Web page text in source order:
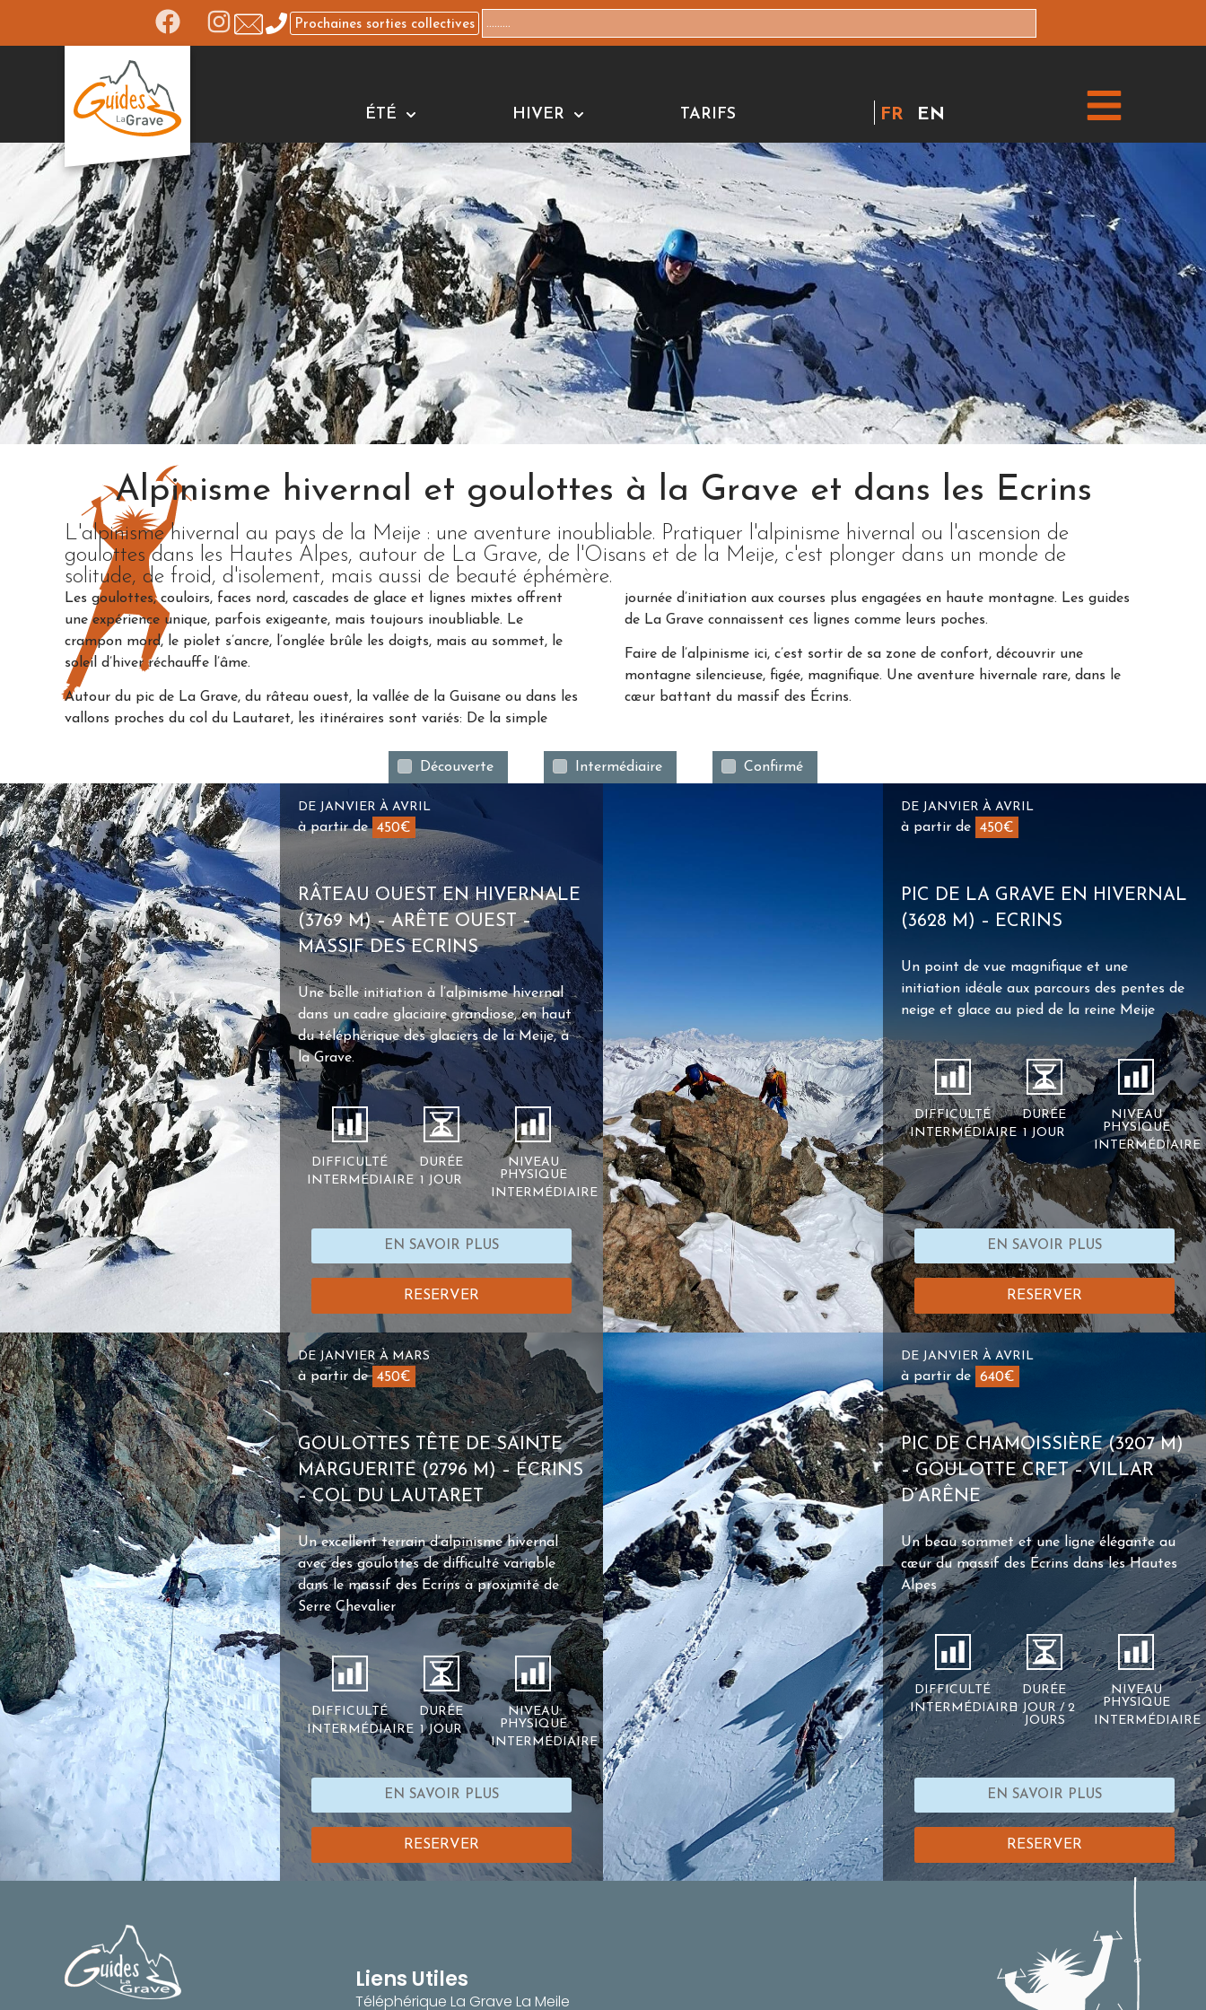
Prochaines sorties collectives
ÉTÉ HIVER TARIFS FR EN
Alpinisme hivernal et goulottes à la Grave et dans les Ecrins
L'alpinisme hivernal au pays de la Meije : une aventure inoubliable. Pratiquer l'alpinisme hivernal ou l'ascension de
goulottes dans les Hautes Alpes, autour de La Grave, de l'Oisans et de la Meije, c'est plonger dans un monde de
solitude, de froid, d'isolement, mais aussi de beauté éphémère.
Les goulottes, couloirs, faces nord, cascades de glace et lignes mixtes offrent
une expérience unique, parfois exigeante, mais toujours inoubliable. Le
crampon mord, le piolet s’ancre, l’onglée brûle les doigts, mais au sommet, le
soleil d’hiver réchauffe l’âme.
Autour du pic de La Grave, du râteau ouest, la vallée de la Guisane ou dans les
vallons proches du col du Lautaret, les itinéraires sont variés: De la simple
journée d’initiation aux courses plus engagées en haute montagne. Les guides
de La Grave connaissent ces lignes comme leurs poches.
Faire de l’alpinisme ici, c’est sortir de sa zone de confort, découvrir une
montagne silencieuse, figée, magnifique. Une aventure hivernale rare, dans le
cœur battant du massif des Écrins.
Découverte Intermédiaire Confirmé
DE JANVIER À AVRIL
à partir de 450€
RÂTEAU OUEST EN HIVERNALE
(3769 M) – ARÊTE OUEST –
MASSIF DES ECRINS
Une belle initiation à l’alpinisme hivernal
dans un cadre glaciaire grandiose, en haut
du téléphérique des glaciers de la Meije, à
la Grave.
DIFFICULTÉ
INTERMÉDIAIRE
DURÉE
1 JOUR
NIVEAU
PHYSIQUE
INTERMÉDIAIRE
EN SAVOIR PLUS
RESERVER
DE JANVIER À AVRIL
à partir de 450€
PIC DE LA GRAVE EN HIVERNAL
(3628 M) – ECRINS
Un point de vue magnifique et une
initiation idéale aux parcours des pentes de
neige et glace au pied de la reine Meije
DIFFICULTÉ
INTERMÉDIAIRE
DURÉE
1 JOUR
NIVEAU
PHYSIQUE
INTERMÉDIAIRE
EN SAVOIR PLUS
RESERVER
DE JANVIER À MARS
à partir de 450€
GOULOTTES TÊTE DE SAINTE
MARGUERITE (2796 M) – ECRINS
– COL DU LAUTARET
Un excellent terrain d’alpinisme hivernal
avec des goulottes de difficulté variable
dans le massif des Ecrins à proximité de
Serre Chevalier
DIFFICULTÉ
INTERMÉDIAIRE
DURÉE
1 JOUR
NIVEAU
PHYSIQUE
INTERMÉDIAIRE
EN SAVOIR PLUS
RESERVER
DE JANVIER À AVRIL
à partir de 640€
PIC DE CHAMOISSIÈRE (3207 M)
– GOULOTTE CRET – VILLAR
D’ARÊNE
Un beau sommet et une ligne élégante au
cœur du massif des Écrins dans les Hautes
Alpes
DIFFICULTÉ
INTERMÉDIAIRE
DURÉE
1 JOUR / 2
JOURS
NIVEAU
PHYSIQUE
INTERMÉDIAIRE
EN SAVOIR PLUS
RESERVER
Liens Utiles
Téléphérique La Grave La Meile